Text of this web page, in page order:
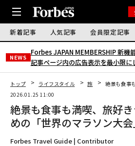
新着記事 人気記事 会員限定記事
NEWS
Forbes JAPAN MEMBERSHIP 新機
記事ページ内の広告表示を最小限に
トップ ライフスタイル 旅
絶景も食事
2026.01.25 11:00
絶景も食事も満喫、旅好
めの「世界のマラソン大
Forbes Travel Guide | Contributor